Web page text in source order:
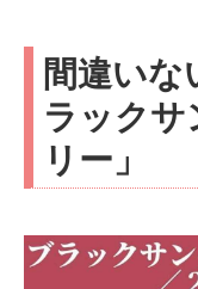
間違い
ラック
リー」